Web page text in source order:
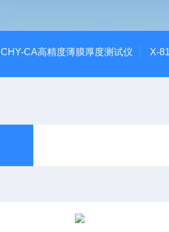
CHY-CA高精度薄膜厚度测试仪 X-